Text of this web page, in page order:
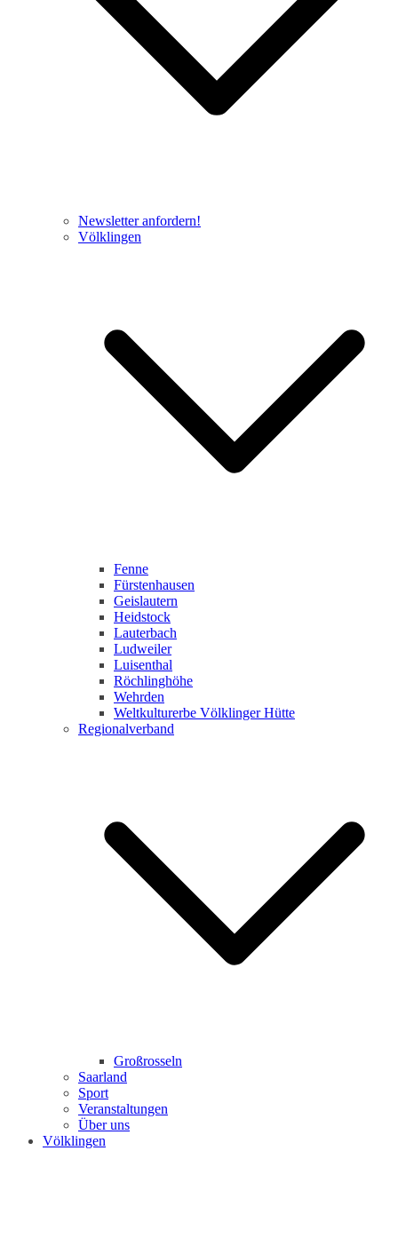
Newsletter anfordern!
Völklingen
Fenne
Fürstenhausen
Geislautern
Heidstock
Lauterbach
Ludweiler
Luisenthal
Röchlinghöhe
Wehrden
Weltkulturerbe Völklinger Hütte
Regionalverband
Großrosseln
Saarland
Sport
Veranstaltungen
Über uns
Völklingen